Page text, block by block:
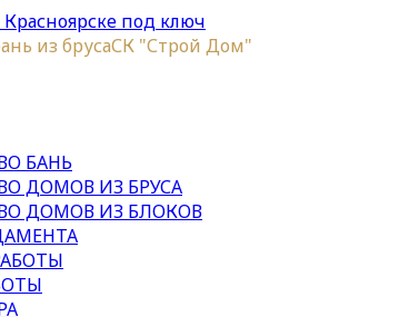
из брусаСК "Строй Дом"
БАНЬ
ДОМОВ ИЗ БРУСА
ДОМОВ ИЗ БЛОКОВ